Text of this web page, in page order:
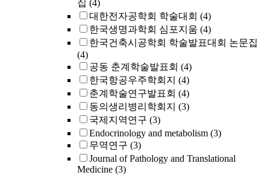
집 (4)
대한전자공학회 학술대회 (4)
한국생명과학회 심포지움 (4)
한국건축시공학회 학술발표대회 논문집
(4)
공동 춘계학술발표회 (4)
한국항공우주학회지 (4)
춘계학술연구발표회 (4)
동의생리병리학회지 (3)
국제지역연구 (3)
Endocrinology and metabolism (3)
무역연구 (3)
Journal of Pathology and Translational
Medicine (3)